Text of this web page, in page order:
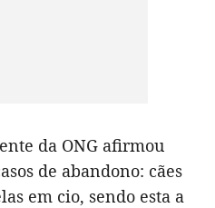
da ONG afirmou
de abandono: cães
em cio, sendo esta a